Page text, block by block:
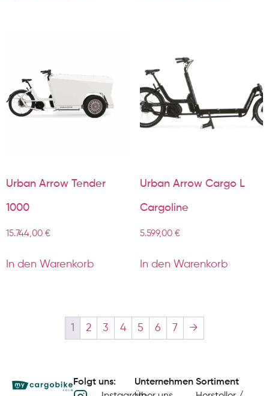
Urban Arrow Tender
1000
15.744,00 €
In den Warenkorb
Urban Arrow Cargo L
Cargoline
5.599,00 €
In den Warenkorb
1 2 3 4 5 6 7 →
Folgt uns:
Unternehmen Sortiment